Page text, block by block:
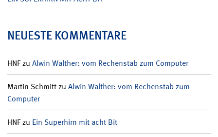
NEUESTE KOMMENTARE
HNFzu Alwin Walther: vom Rechenstab zum Computer
Martin Schmittzu Alwin Walther: vom Rechenstab zum
Computer
HNFzu Ein Superhirn mit acht Bit